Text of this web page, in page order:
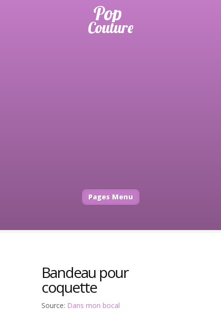
Pages Menu
Bandeau pour
coquette
Source: Dans mon bocal